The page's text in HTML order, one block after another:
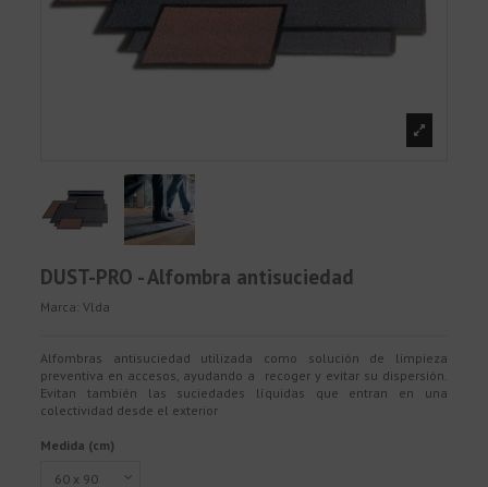
DUST-PRO - Alfombra antisuciedad
Marca: Vlda
Alfombras antisuciedad utilizada como solución de limpieza
preventiva en accesos, ayudando a recoger y evitar su dispersión.
Evitan también las suciedades líquidas que entran en una
colectividad desde el exterior
Medida (cm)